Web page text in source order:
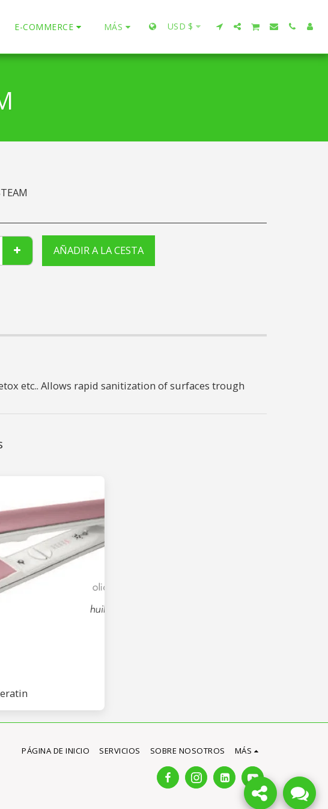
E-COMMERCE MÁS USD $
AÑADIR A LA CESTA
etc.. Allows rapid sanitization of surfaces trough
PÁGINA DE INICIO SERVICIOS SOBRE NOSOTROS MÁS